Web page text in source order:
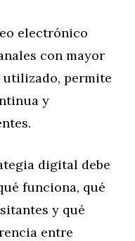
electrónico
con mayor
permite
y
digital debe
funciona, qué
y qué
entre